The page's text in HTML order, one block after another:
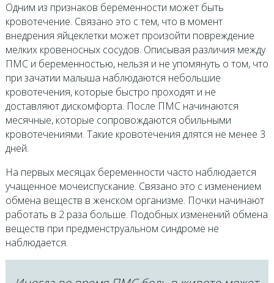
Одним из признаков беременности может быть
кровотечение. Связано это с тем, что в момент
внедрения яйцеклетки может произойти повреждение
мелких кровеносных сосудов. Описывая различия между
ПМС и беременностью, нельзя и не упомянуть о том, что
при зачатии малыша наблюдаются небольшие
кровотечения, которые быстро проходят и не
доставляют дискомфорта. После ПМС начинаются
месячные, которые сопровождаются обильными
кровотечениями. Такие кровотечения длятся не менее 3
дней.
На первых месяцах беременности часто наблюдается
учащенное мочеиспускание. Связано это с изменением
обмена веществ в женском организме. Почки начинают
работать в 2 раза больше. Подобных изменений обмена
веществ при предменструальном синдроме не
наблюдается.